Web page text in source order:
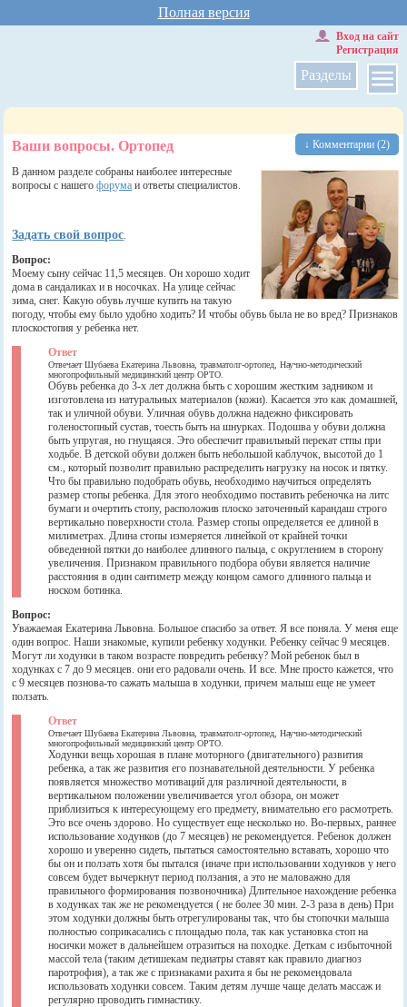
Полная версия
Разделы
Вход на сайт
Регистрация
↓ Комментарии (2)
Ваши вопросы. Ортопед
В данном разделе собраны наиболее интересные
вопросы с нашегофорума и ответы специалистов.
Задать свой вопрос.
Вопрос:
Моему сыну сейчас 11,5 месяцев. Он хорошо ходит
дома в сандаликах и в носочках. На улице сейчас
зима, снег. Какую обувь лучше купить на такую
погоду, чтобы ему было удобно ходить? И чтобы обувь была не во вред? Признаков
плоскостопия у ребенка нет.
Ответ
Отвечает Шубаева Екатерина Львовна, травматолг-ортопед, Научно-методический
многопрофильный медицинский центр ОРТО.
Обувь ребенка до 3-х лет должна быть с хорошим жестким задником и
изготовлена из натуральных материалов (кожи). Касается это как домашней,
так и уличной обуви. Уличная обувь должна надежно фиксировать
голеностопный сустав, тоесть быть на шнурках. Подошва у обуви должна
быть упругая, но гнущаяся. Это обеспечит правильный перекат стпы при
ходьбе. В детской обуви должен быть небольшой каблучок, высотой до 1
см., который позволит правильно распределить нагрузку на носок и пятку.
Что бы правильно подобрать обувь, необходимо научиться определять
размер стопы ребенка. Для этого необходимо поставить ребеночка на литс
бумаги и очертить стопу, расположив плоско заточенный карандаш строго
вертикально поверхности стола. Размер стопы определяется ее длиной в
милиметрах. Длина стопы измеряется линейкой от крайней точки
обведенной пятки до наиболее длинного пальца, с округлением в сторону
увеличения. Признаком правильного подбора обуви является наличие
расстояния в один сантиметр между концом самого длинного пальца и
носком ботинка.
Вопрос:
Уважаемая Екатерина Львовна. Большое спасибо за ответ. Я все поняла. У меня еще
один вопрос. Наши знакомые, купили ребенку ходунки. Ребенку сейчас 9 месяцев.
Могут ли ходунки в таком возрасте повредить ребенку? Мой ребенок был в
ходунках с 7 до 9 месяцев. они его радовали очень. И все. Мне просто кажется, что
с 9 месяцев познова-то сажать малыша в ходунки, причем малыш еще не умеет
ползать.
Ответ
Отвечает Шубаева Екатерина Львовна, травматолг-ортопед, Научно-методический
многопрофильный медицинский центр ОРТО.
Ходунки вещь хорошая в плане моторного (двигательного) развития
ребенка, а так же развития его познавательной деятельности. У ребенка
появляется множество мотиваций для различной деятельности, в
вертикальном положении увеличивается угол обзора, он может
приблизиться к интересующему его предмету, внимательно его расмотреть.
Это все очень здорово. Но существует еще несколько но. Во-первых, раннее
использование ходунков (до 7 месяцев) не рекомендуется. Ребенок должен
хорошо и уверенно сидеть, пытаться самостоятельно вставать, хорошо что
бы он и ползать хотя бы пытался (иначе при использовании ходунков у него
совсем будет вычеркнут период ползания, а это не маловажно для
правильного формирования позвоночника) Длительное нахождение ребенка
в ходунках так же не рекомендуется ( не более 30 мин. 2-3 раза в день) При
этом ходунки должны быть отрегулированы так, что бы стопочки малыша
полностью соприкасались с площадью пола, так как установка стоп на
носички может в дальнейшем отразиться на походке. Деткам с избыточной
массой тела (таким детишекам педиатры ставят как правило диагноз
паротрофия), а так же с признаками рахита я бы не рекомендовала
использовать ходунки совсем. Таким детям лучше чаще делать массаж и
регулярно проводить гимнастику.